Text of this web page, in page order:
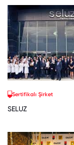
Sertifikalı Şirket
SELUZ